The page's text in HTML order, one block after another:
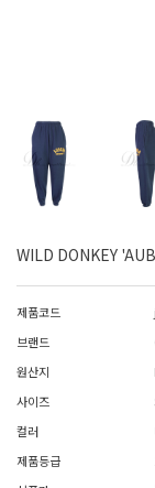
WILD DONKEY
제품코드
브랜드
원산지
사이즈
컬러
제품등급